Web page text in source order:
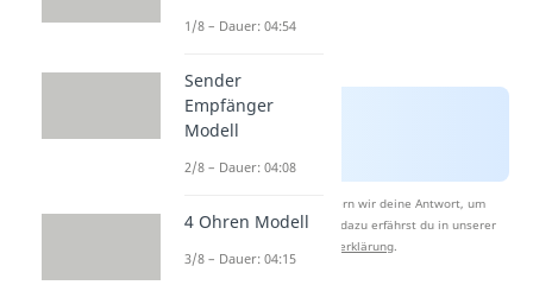
Nach Beantwortung speichern wir deine Antwort, um
Studyflix zu verbessern. Mehr dazu erfährst du in unserer
Datenschutzerklärung.
1/8 – Dauer: 04:54
Sender
Empfänger
Modell
2/8 – Dauer: 04:08
4 Ohren Modell
3/8 – Dauer: 04:15